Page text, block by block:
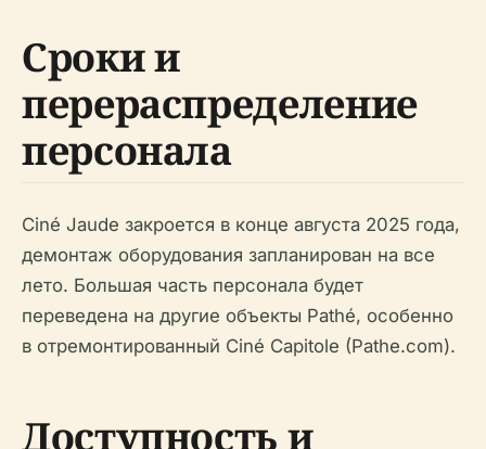
Сроки и
перераспределение
персонала
Ciné Jaude закроется в конце августа 2025 года,
демонтаж оборудования запланирован на все
лето. Большая часть персонала будет
переведена на другие объекты Pathé, особенно
в отремонтированный Ciné Capitole (Pathe.com).
Доступность и